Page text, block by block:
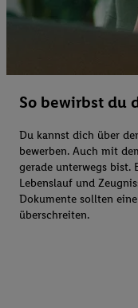
So bewirbst du
Du kannst dich über
bewerben. Auch mit
gerade unterwegs bist.
Lebenslauf und
Dokumente sollten
überschreiten.